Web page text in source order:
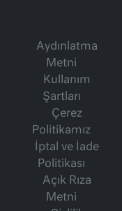
Aydınlatma
Metni
Kullanım
Şartları
Çerez
Politikamız
İptal ve İade
Politikası
Açık Rıza
Metni